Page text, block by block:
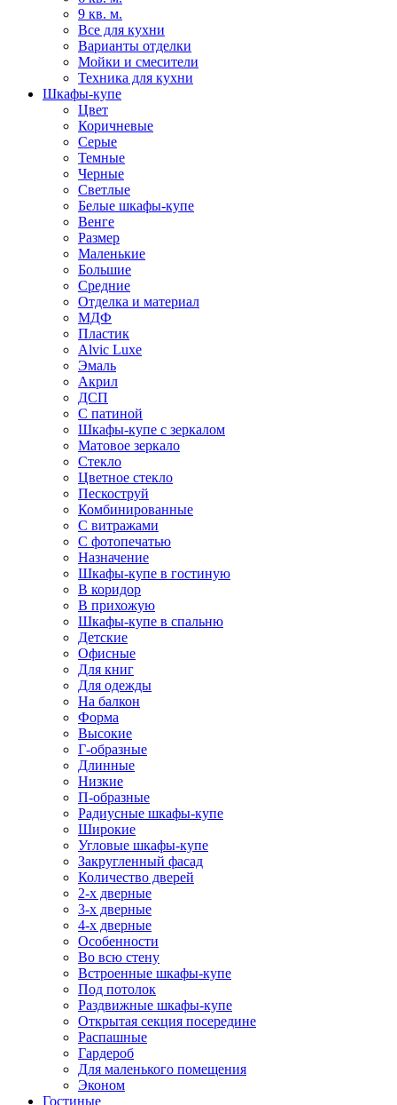
9 кв. м.
Все для кухни
Варианты отделки
Мойки и смесители
Техника для кухни
Шкафы-купе
Цвет
Коричневые
Серые
Темные
Черные
Светлые
Белые шкафы-купе
Венге
Размер
Маленькие
Большие
Средние
Отделка и материал
МДФ
Пластик
Alvic Luxe
Эмаль
Акрил
ДСП
С патиной
Шкафы-купе с зеркалом
Матовое зеркало
Стекло
Цветное стекло
Пескоструй
Комбинированные
С витражами
С фотопечатью
Назначение
Шкафы-купе в гостиную
В коридор
В прихожую
Шкафы-купе в спальню
Детские
Офисные
Для книг
Для одежды
На балкон
Форма
Высокие
Г-образные
Длинные
Низкие
П-образные
Радиусные шкафы-купе
Широкие
Угловые шкафы-купе
Закругленный фасад
Количество дверей
2-х дверные
3-х дверные
4-х дверные
Особенности
Во всю стену
Встроенные шкафы-купе
Под потолок
Раздвижные шкафы-купе
Открытая секция посередине
Распашные
Гардероб
Для маленького помещения
Эконом
Гостиные